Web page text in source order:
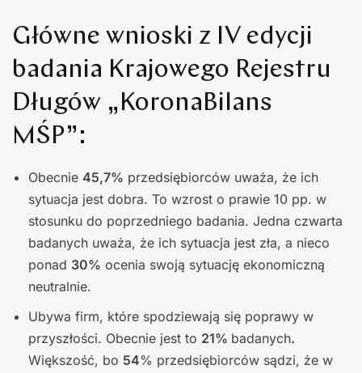
Główne wnioski z IV edycji
badania Krajowego Rejestru
Długów „KoronaBilans
MŚP”:
Obecnie 45,7% przedsiębiorców uważa, że ich
sytuacja jest dobra. To wzrost o prawie 10 pp. w
stosunku do poprzedniego badania. Jedna czwarta
badanych uważa, że ich sytuacja jest zła, a nieco
ponad 30% ocenia swoją sytuację ekonomiczną
neutralnie.
Ubywa firm, które spodziewają się poprawy w
przyszłości. Obecnie jest to 21% badanych.
Większość, bo 54% przedsiębiorców sądzi, że w